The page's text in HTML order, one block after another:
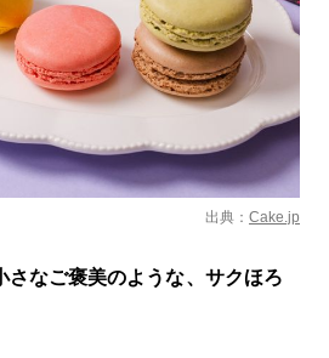
出典： Cake.jp
なご褒美のような、サクほろ